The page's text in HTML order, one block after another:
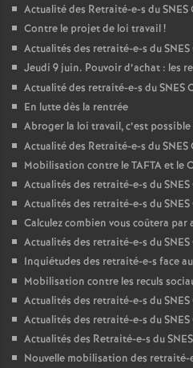
Actualité des Retraité-e-s duSNES
Contre le projet de loi travail!
Actualités des retraité-e-s duSNES
Jeudi 9 juin. Pouvoir d’achat : les
Actualité des retraité-e-s duSNES
En lutte dès la rentrée
Abroger la loi travail, c’est possible
Actualité des Retraité-e-s duSNES
Mobilisation contre leTAFTAet le
Actualités des retraité-e-s duSNES
Actualités des retraité-e-s duSNES
Calculez combien vous coûtera par
Actualités des retraité-e-s duSNES
Inquiétudes des retraité-e-s face
Mobilisation contre les reculs
Actualités des retraité-e-s duSNES
Actualités des retraité-e-s duSNES
Actualités des Retraité-e-s duSNES
Nouvelle mobilisation des retraité-